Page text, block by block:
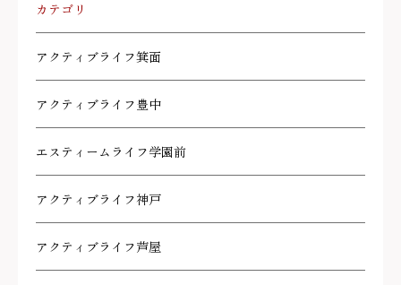
カテゴリ
アクティブライフ箕面
アクティブライフ豊中
エスティームライフ学園前
アクティブライフ神戸
アクティブライフ芦屋